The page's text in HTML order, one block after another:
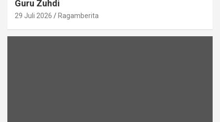
Guru Zuhdi
29 Juli 2026 Ragamberita